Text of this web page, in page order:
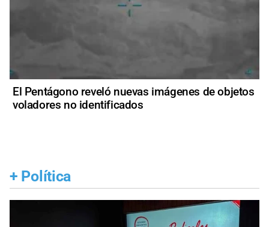
El Pentágono reveló nuevas imágenes de objetos
voladores no identificados
+ Política